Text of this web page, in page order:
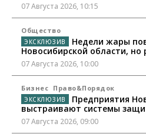
07 Августа 2026, 10:15
Общество
Недели жары
Новосибирской области,
07 Августа 2026, 10:00
Бизнес Право&Порядок
Предприятия
выстраивают системы
07 Августа 2026, 09:00